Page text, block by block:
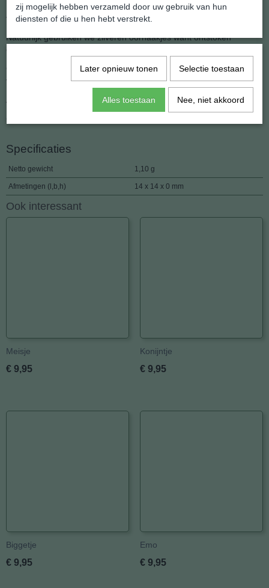
Maar op de lagere school kan je dochter trots rondlopen met deze
vrolijke oorhangers.
Natuurlijk gebruiken we zilveren oorhaakjes want ontstoken
oorlellen zien we liever niet.
Om te voorkomen dat de haakjes uit het oor vallen hebben we ze
voorzien van siliconen stoppers.
Afmeting tot aan het haakje: 14 mm.
Specificaties
Netto gewicht 1,10 g
Afmetingen (l,b,h) 14 x 14 x 0 mm
Ook interessant
Meisje
€ 9,95
Konijntje
€ 9,95
Biggetje
€ 9,95
Emo
€ 9,95
zij mogelijk hebben verzameld door uw gebruik van hun
diensten of die u hen hebt verstrekt.
Later opnieuw tonen Selectie toestaan
Alles toestaan Nee, niet akkoord